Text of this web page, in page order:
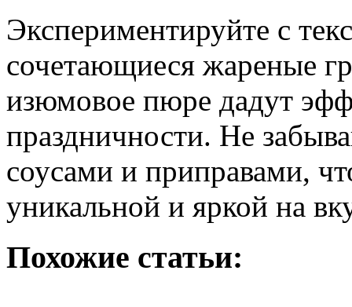
Экспериментируйте с
сочетающиеся жареные
изюмовое пюре дадут
праздничности. Не
соусами и приправами,
уникальной и яркой на
Похожие статьи: